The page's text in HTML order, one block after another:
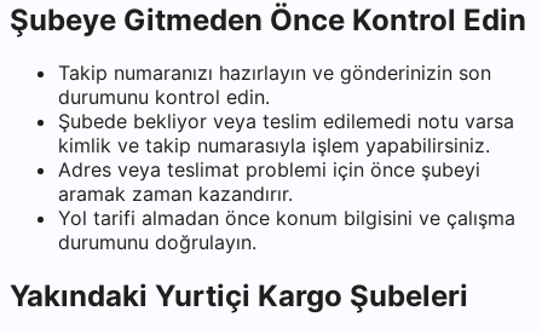
Şubeye Gitmeden Önce Kontrol Edin
Takip numaranızı hazırlayın ve gönderinizin son
durumunu kontrol edin.
Şubede bekliyor veya teslim edilemedi notu varsa
kimlik ve takip numarasıyla işlem yapabilirsiniz.
Adres veya teslimat problemi için önce şubeyi
aramak zaman kazandırır.
Yol tarifi almadan önce konum bilgisini ve çalışma
durumunu doğrulayın.
Yakındaki Yurtiçi Kargo Şubeleri